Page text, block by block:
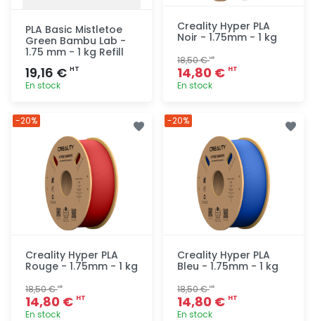
PLA Basic Mistletoe
Green Bambu Lab -
1.75 mm - 1 kg Refill
19,16 € HT
En stock
Creality Hyper PLA
Noir - 1.75mm - 1 kg
18,50 €HT
14,80 € HT
En stock
Creality Hyper PLA
Rouge - 1.75mm - 1 kg
18,50 €HT
14,80 € HT
En stock
-20%
Creality Hyper PLA
Bleu - 1.75mm - 1 kg
18,50 €HT
14,80 € HT
En stock
-20%